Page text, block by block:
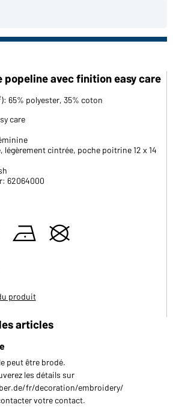
popeline avec finition easy care
65% polyester, 35% coton
care
légèrement cintrée, poche poitrine 12 x 14
62064000
n U
produit
articles
peut être brodé.
les détails sur
fr/decoration/embroidery/
votre contact.